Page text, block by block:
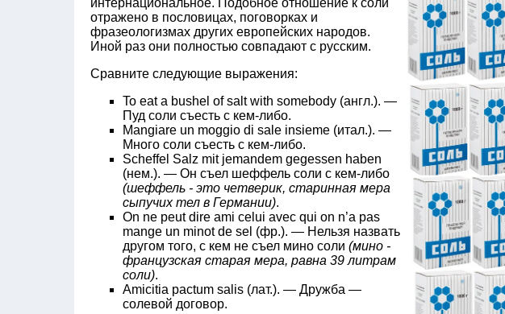
интернациональное. Подобное отношение к соли
отражено в пословицах, поговорках и
фразеологизмах других европейских народов.
Иной раз они полностью совпадают с русским.
Сравните следующие выражения:
To eat a bushel of salt with somebody (англ.). —
Пуд соли съесть с кем-либо.
Mangiare un moggio di sale insieme (итал.). —
Много соли съесть с кем-либо.
Scheffel Salz mit jemandem gegessen haben
(нем.). — Он съел шеффель соли с кем-либо
(шеффель - это четверик, старинная мера
сыпучих тел в Германии).
On ne peut dire ami celui avec qui on n’a pas
mange un minot de sel (фр.). — Нельзя назвать
другом того, с кем не съел мино соли (мино -
французская старая мера, равна 39 литрам
соли).
Amicitia pactum salis (лат.). — Дружба —
солевой договор.